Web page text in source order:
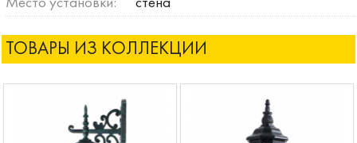
Место установки: стена
ТОВАРЫ ИЗ КОЛЛЕКЦИИ